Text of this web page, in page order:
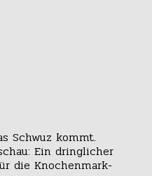
Schwuz kommt.
Ein dringlicher
die Knochenmark-